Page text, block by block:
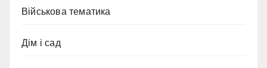
Військова тематика
Дім і сад